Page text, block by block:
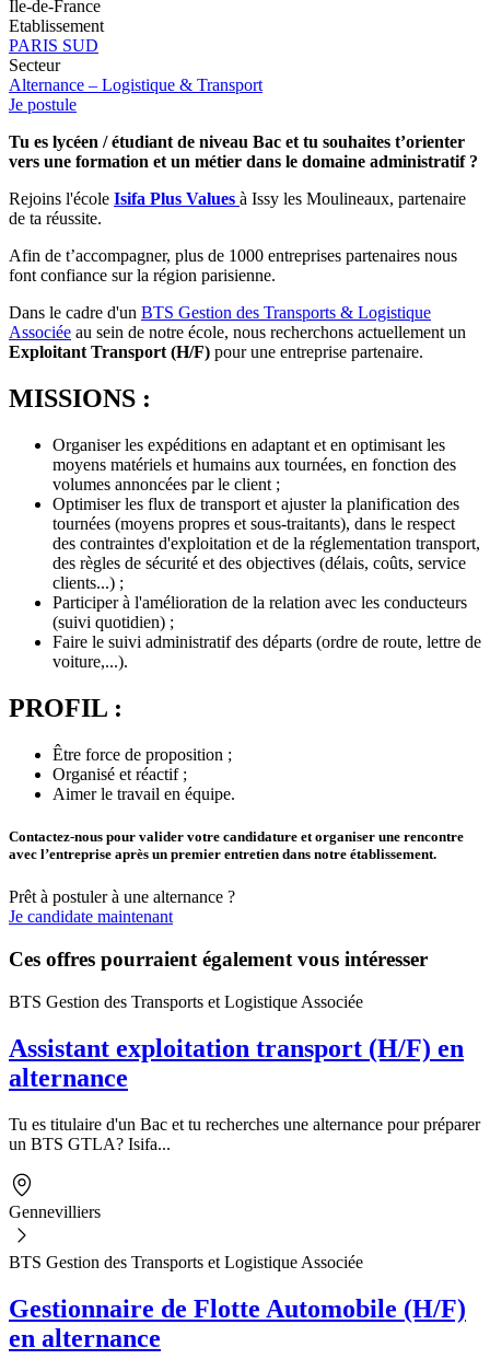
Île-de-France
Etablissement
PARIS SUD
Secteur
Alternance – Logistique & Transport
Je postule
Tu es lycéen / étudiant de niveau Bac et tu souhaites t’orienter
vers une formation et un métier dans le domaine administratif ?
Rejoins l'école Isifa Plus Values à Issy les Moulineaux, partenaire
de ta réussite.
Afin de t’accompagner, plus de 1000 entreprises partenaires nous
font confiance sur la région parisienne.
Dans le cadre d'un BTS Gestion des Transports & Logistique
Associée au sein de notre école, nous recherchons actuellement un
Exploitant Transport (H/F) pour une entreprise partenaire.
MISSIONS :
Organiser les expéditions en adaptant et en optimisant les
moyens matériels et humains aux tournées, en fonction des
volumes annoncées par le client ;
Optimiser les flux de transport et ajuster la planification des
tournées (moyens propres et sous-traitants), dans le respect
des contraintes d'exploitation et de la réglementation transport,
des règles de sécurité et des objectives (délais, coûts, service
clients...) ;
Participer à l'amélioration de la relation avec les conducteurs
(suivi quotidien) ;
Faire le suivi administratif des départs (ordre de route, lettre de
voiture,...).
PROFIL :
Être force de proposition ;
Organisé et réactif ;
Aimer le travail en équipe.
Contactez-nous pour valider votre candidature et organiser une rencontre
avec l’entreprise après un premier entretien dans notre établissement.
Prêt à postuler à une alternance ?
Je candidate maintenant
Ces offres pourraient également vous intéresser
BTS Gestion des Transports et Logistique Associée
Assistant exploitation transport (H/F) en
alternance
Tu es titulaire d'un Bac et tu recherches une alternance pour préparer
un BTS GTLA? Isifa...
Gennevilliers
BTS Gestion des Transports et Logistique Associée
Gestionnaire de Flotte Automobile (H/F)
en alternance